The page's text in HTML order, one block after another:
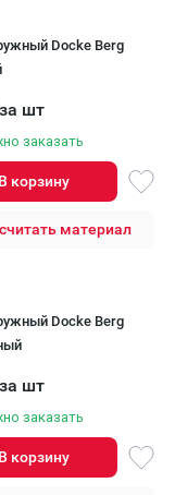
Docke Berg
за шт
заказать
В корзину
материал
Docke Berg
за шт
заказать
В корзину